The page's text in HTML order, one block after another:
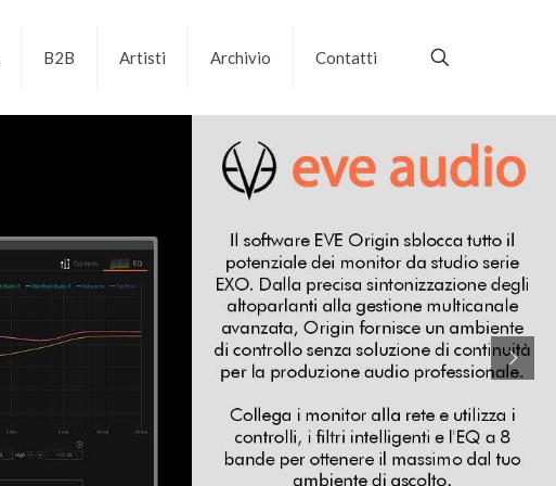
B2B Artisti Archivio Contatti